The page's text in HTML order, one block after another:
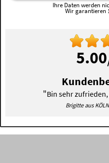
Ihre Daten werden
Wir garantieren
5.00
"Bin sehr
Brigitte aus